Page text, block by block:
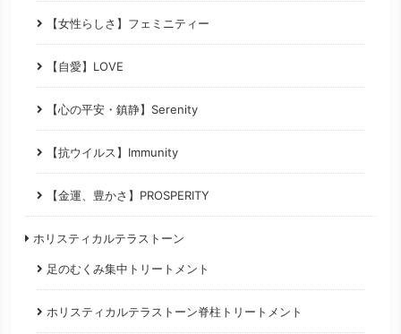
【女性らしさ】フェミニティー
【自愛】LOVE
【心の平安・鎮静】Serenity
【抗ウイルス】Immunity
【金運、豊かさ】PROSPERITY
ホリスティカルテラストーン
足のむくみ集中トリートメント
ホリスティカルテラストーン脊柱トリートメント